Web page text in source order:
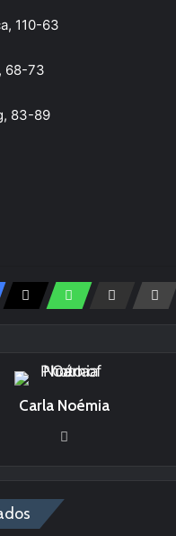
110-63
68-73
83-89
Carla Noémia